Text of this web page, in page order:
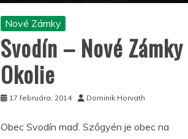
Nové Zámky
Svodín – Nové Zámky
Okolie
17 februára, 2014 Dominik Horvath
Obec Svodín maď. Szőgyén je obec na